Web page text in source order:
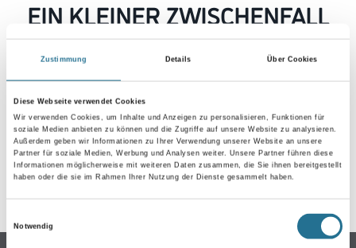
Zustimmung Details Über Cookies
Diese Webseite verwendet Cookies
Wir verwenden Cookies, um Inhalte und Anzeigen zu personalisieren, Funktionen für
soziale Medien anbieten zu können und die Zugriffe auf unsere Website zu analysieren.
Außerdem geben wir Informationen zu Ihrer Verwendung unserer Website an unsere
Partner für soziale Medien, Werbung und Analysen weiter. Unsere Partner führen diese
Informationen möglicherweise mit weiteren Daten zusammen, die Sie ihnen bereitgestellt
haben oder die sie im Rahmen Ihrer Nutzung der Dienste gesammelt haben.
Notwendig
EIN KLEINER ZWISCHENFALL
IST AUFGETRETEN
Keine Sorge, wir pinseln schon an der Lösung und
werden das Problem so schnell wie möglich beheben.
Erkunden Sie in der Zwischenzeit unseren Online-Shop
und lassen Sie sich inspirieren.
ZURÜCK ZUM ONLINE-SHOP